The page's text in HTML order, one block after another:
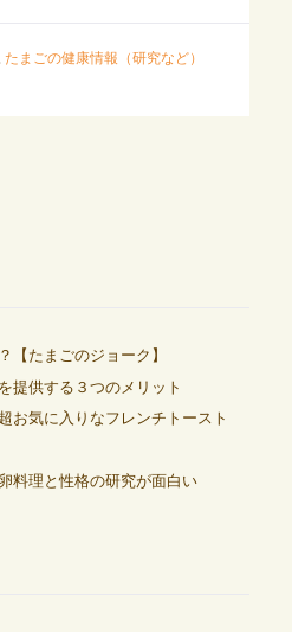
たまごの健康情報（研究など）
【たまごのジョーク】
提供する３つのメリット
お気に入りなフレンチトースト
料理と性格の研究が面白い